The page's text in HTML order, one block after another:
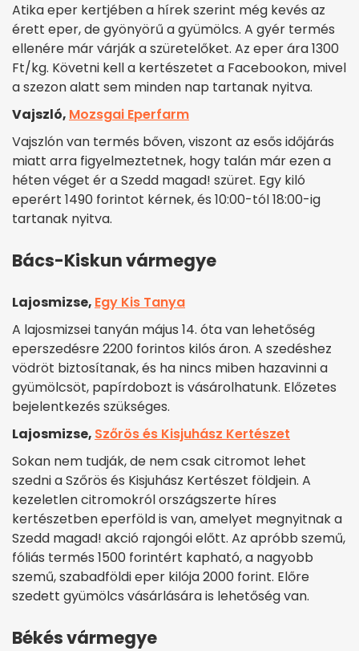
Atika eper kertjében a hírek szerint még kevés az
érett eper, de gyönyörű a gyümölcs. A gyér termés
ellenére már várják a szüretelőket. Az eper ára 1300
Ft/kg. Követni kell a kertészetet a Facebookon, mivel
a szezon alatt sem minden nap tartanak nyitva.
Vajszló, Mozsgai Eperfarm
Vajszlón van termés bőven, viszont az esős időjárás
miatt arra figyelmeztetnek, hogy talán már ezen a
héten véget ér a Szedd magad! szüret. Egy kiló
eperért 1490 forintot kérnek, és 10:00-tól 18:00-ig
tartanak nyitva.
Bács-Kiskun vármegye
Lajosmizse, Egy Kis Tanya
A lajosmizsei tanyán május 14. óta van lehetőség
eperszedésre 2200 forintos kilós áron. A szedéshez
vödröt biztosítanak, és ha nincs miben hazavinni a
gyümölcsöt, papírdobozt is vásárolhatunk. Előzetes
bejelentkezés szükséges.
Lajosmizse, Szőrös és Kisjuhász Kertészet
Sokan nem tudják, de nem csak citromot lehet
szedni a Szőrös és Kisjuhász Kertészet földjein. A
kezeletlen citromokról országszerte híres
kertészetben eperföld is van, amelyet megnyitnak a
Szedd magad! akció rajongói előtt. Az apróbb szemű,
fóliás termés 1500 forintért kapható, a nagyobb
szemű, szabadföldi eper kilója 2000 forint. Előre
szedett gyümölcs vásárlására is lehetőség van.
Békés vármegye